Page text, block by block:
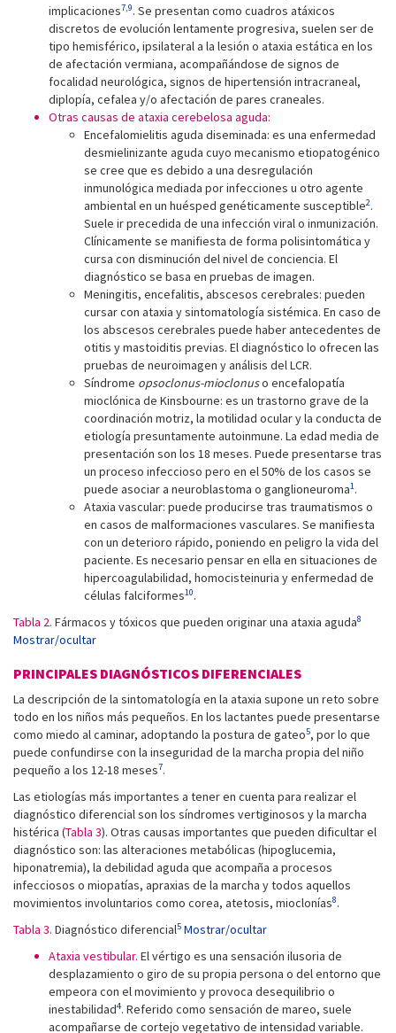
implicaciones7,9. Se presentan como cuadros atáxicos
discretos de evolución lentamente progresiva, suelen ser de
tipo hemisférico, ipsilateral a la lesión o ataxia estática en los
de afectación vermiana, acompañándose de signos de
focalidad neurológica, signos de hipertensión intracraneal,
diplopía, cefalea y/o afectación de pares craneales.
Otras causas de ataxia cerebelosa aguda:
Encefalomielitis aguda diseminada: es una enfermedad
desmielinizante aguda cuyo mecanismo etiopatogénico
se cree que es debido a una desregulación
inmunológica mediada por infecciones u otro agente
ambiental en un huésped genéticamente susceptible2.
Suele ir precedida de una infección viral o inmunización.
Clínicamente se manifiesta de forma polisintomática y
cursa con disminución del nivel de conciencia. El
diagnóstico se basa en pruebas de imagen.
Meningitis, encefalitis, abscesos cerebrales: pueden
cursar con ataxia y sintomatología sistémica. En caso de
los abscesos cerebrales puede haber antecedentes de
otitis y mastoiditis previas. El diagnóstico lo ofrecen las
pruebas de neuroimagen y análisis del LCR.
Síndrome opsoclonus-mioclonuso encefalopatía
mioclónica de Kinsbourne: es un trastorno grave de la
coordinación motriz, la motilidad ocular y la conducta de
etiología presuntamente autoinmune. La edad media de
presentación son los 18 meses. Puede presentarse tras
un proceso infeccioso pero en el 50% de los casos se
puede asociar a neuroblastoma o ganglioneuroma1.
Ataxia vascular: puede producirse tras traumatismos o
en casos de malformaciones vasculares. Se manifiesta
con un deterioro rápido, poniendo en peligro la vida del
paciente. Es necesario pensar en ella en situaciones de
hipercoagulabilidad, homocisteinuria y enfermedad de
células falciformes10.
Tabla 2. Fármacos y tóxicos que pueden originar una ataxia aguda8
Mostrar/ocultar
PRINCIPALES DIAGNÓSTICOS DIFERENCIALES
La descripción de la sintomatología en la ataxia supone un reto sobre
todo en los niños más pequeños. En los lactantes puede presentarse
como miedo al caminar, adoptando la postura de gateo5, por lo que
puede confundirse con la inseguridad de la marcha propia del niño
pequeño a los 12-18 meses7.
Las etiologías más importantes a tener en cuenta para realizar el
diagnóstico diferencial son los síndromes vertiginosos y la marcha
histérica (Tabla 3). Otras causas importantes que pueden dificultar el
diagnóstico son: las alteraciones metabólicas (hipoglucemia,
hiponatremia), la debilidad aguda que acompaña a procesos
infecciosos o miopatías, apraxias de la marcha y todos aquellos
movimientos involuntarios como corea, atetosis, mioclonías8.
Tabla 3. Diagnóstico diferencial5 Mostrar/ocultar
Ataxia vestibular. El vértigo es una sensación ilusoria de
desplazamiento o giro de su propia persona o del entorno que
empeora con el movimiento y provoca desequilibrio o
inestabilidad4. Referido como sensación de mareo, suele
acompañarse de cortejo vegetativo de intensidad variable.